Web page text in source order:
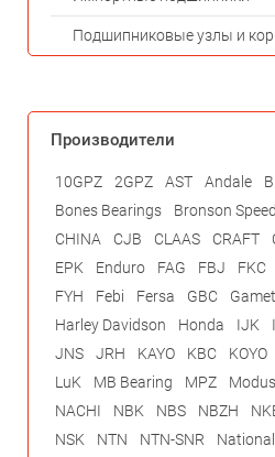
Подшипниковые узлы и
Производители
10GPZ 2GPZ AST Andale
Bones Bearings
Bronson
CHINA
CJB CLAAS CRAFT
EPK
Enduro FAG FBJ FKC
FYH
Febi Fersa GBC Gamet
Harley Davidson
Honda IJK
JNS
JRH KAYO KBC KOYO
LuK
MB Bearing MPZ
NACHI
NBK NBS NBZH
NSK
NTN NTN-SNR National